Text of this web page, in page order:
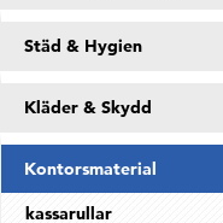
Städ & Hygien
Kläder & Skydd
Kontorsmaterial
kassarullar